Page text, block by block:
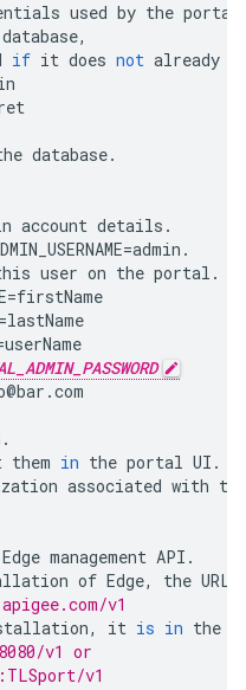
used by the portal
database,
if it does not already
database.
account details .
=admin .
user on the portal .
=firstName
=lastName
userName
@bar .com
.
them in the portal UI .
associated with the
Edge management API .
of Edge, the URL
v1
, it is in the
v1 or
v1